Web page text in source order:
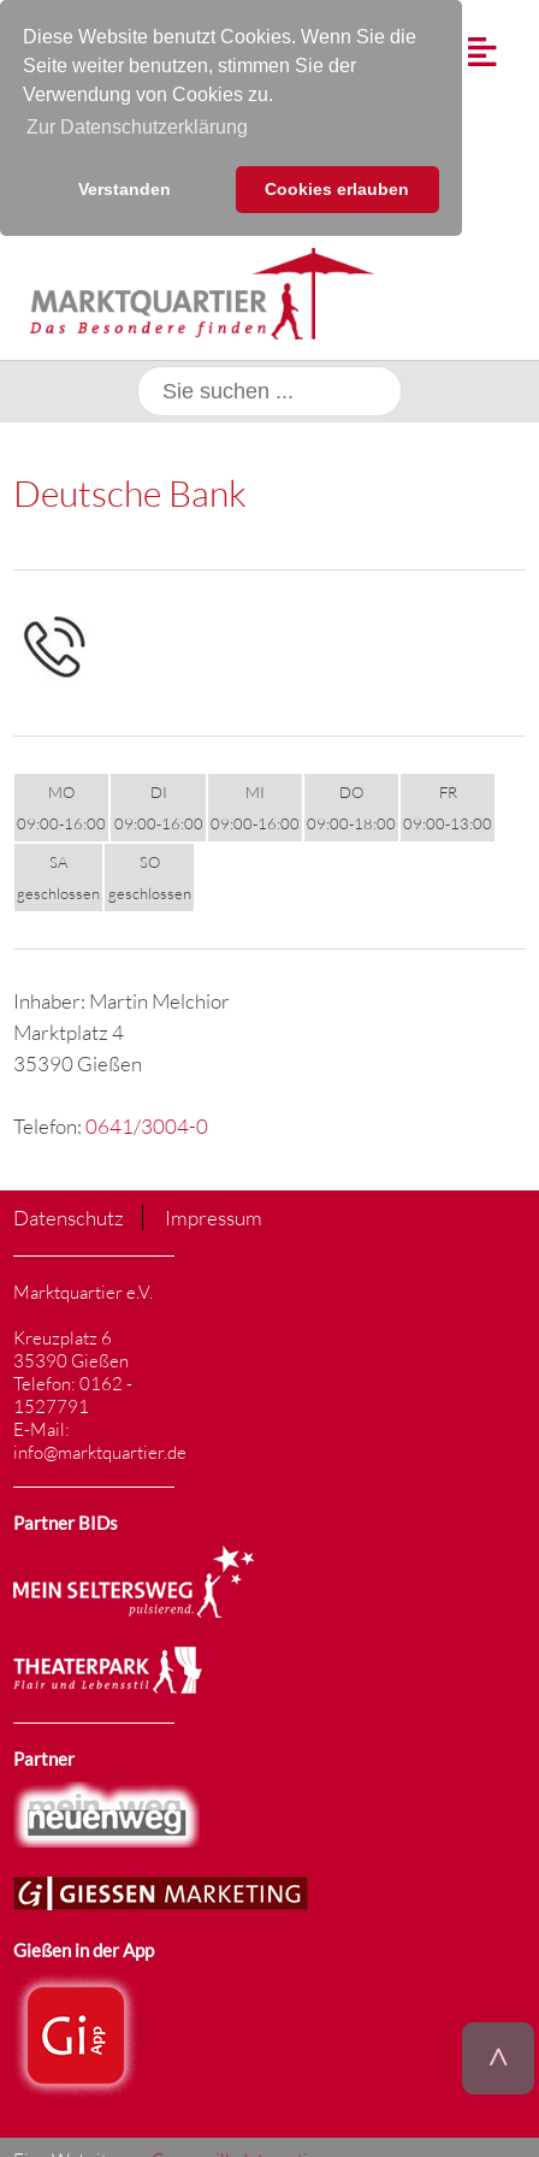
Diese Website benutzt Cookies. Wenn Sie die
Seite weiter benutzen, stimmen Sie der
Verwendung von Cookies zu.
Zur Datenschutzerklärung
Verstanden Cookies erlauben
Deutsche Bank
MO
09:00-16:00
DI
09:00-16:00
MI
09:00-16:00
DO
09:00-18:00
FR
09:00-13:00
SA
geschlossen
SO
geschlossen
Inhaber: Martin Melchior
Marktplatz 4
35390 Gießen
Telefon:0641/3004-0
Datenschutz Impressum
Marktquartier e.V.
Kreuzplatz 6
35390 Gießen
Telefon: 0162 -
1527791
E-Mail:
info@marktquartier.de
Partner BIDs
Partner
Gießen in der App